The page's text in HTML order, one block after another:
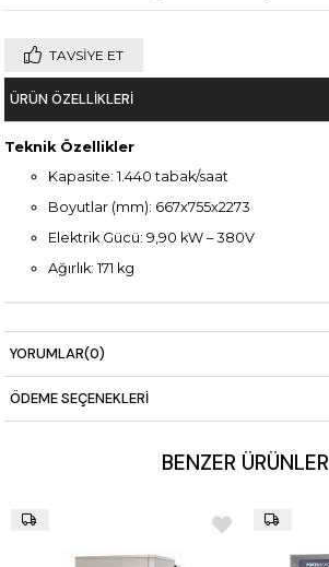
TAVSIYE ET
ÜRÜN ÖZELLIKLERI
Teknik Özellikler
Kapasite: 1.440 tabak/saat
Boyutlar (mm): 667x755x2273
Elektrik Gücü: 9,90 kW – 380V
Ağırlık: 171 kg
YORUMLAR(0)
ÖDEME SEÇENEKLERI
BENZER ÜRÜNLER